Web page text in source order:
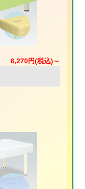
6,270円(税込)～